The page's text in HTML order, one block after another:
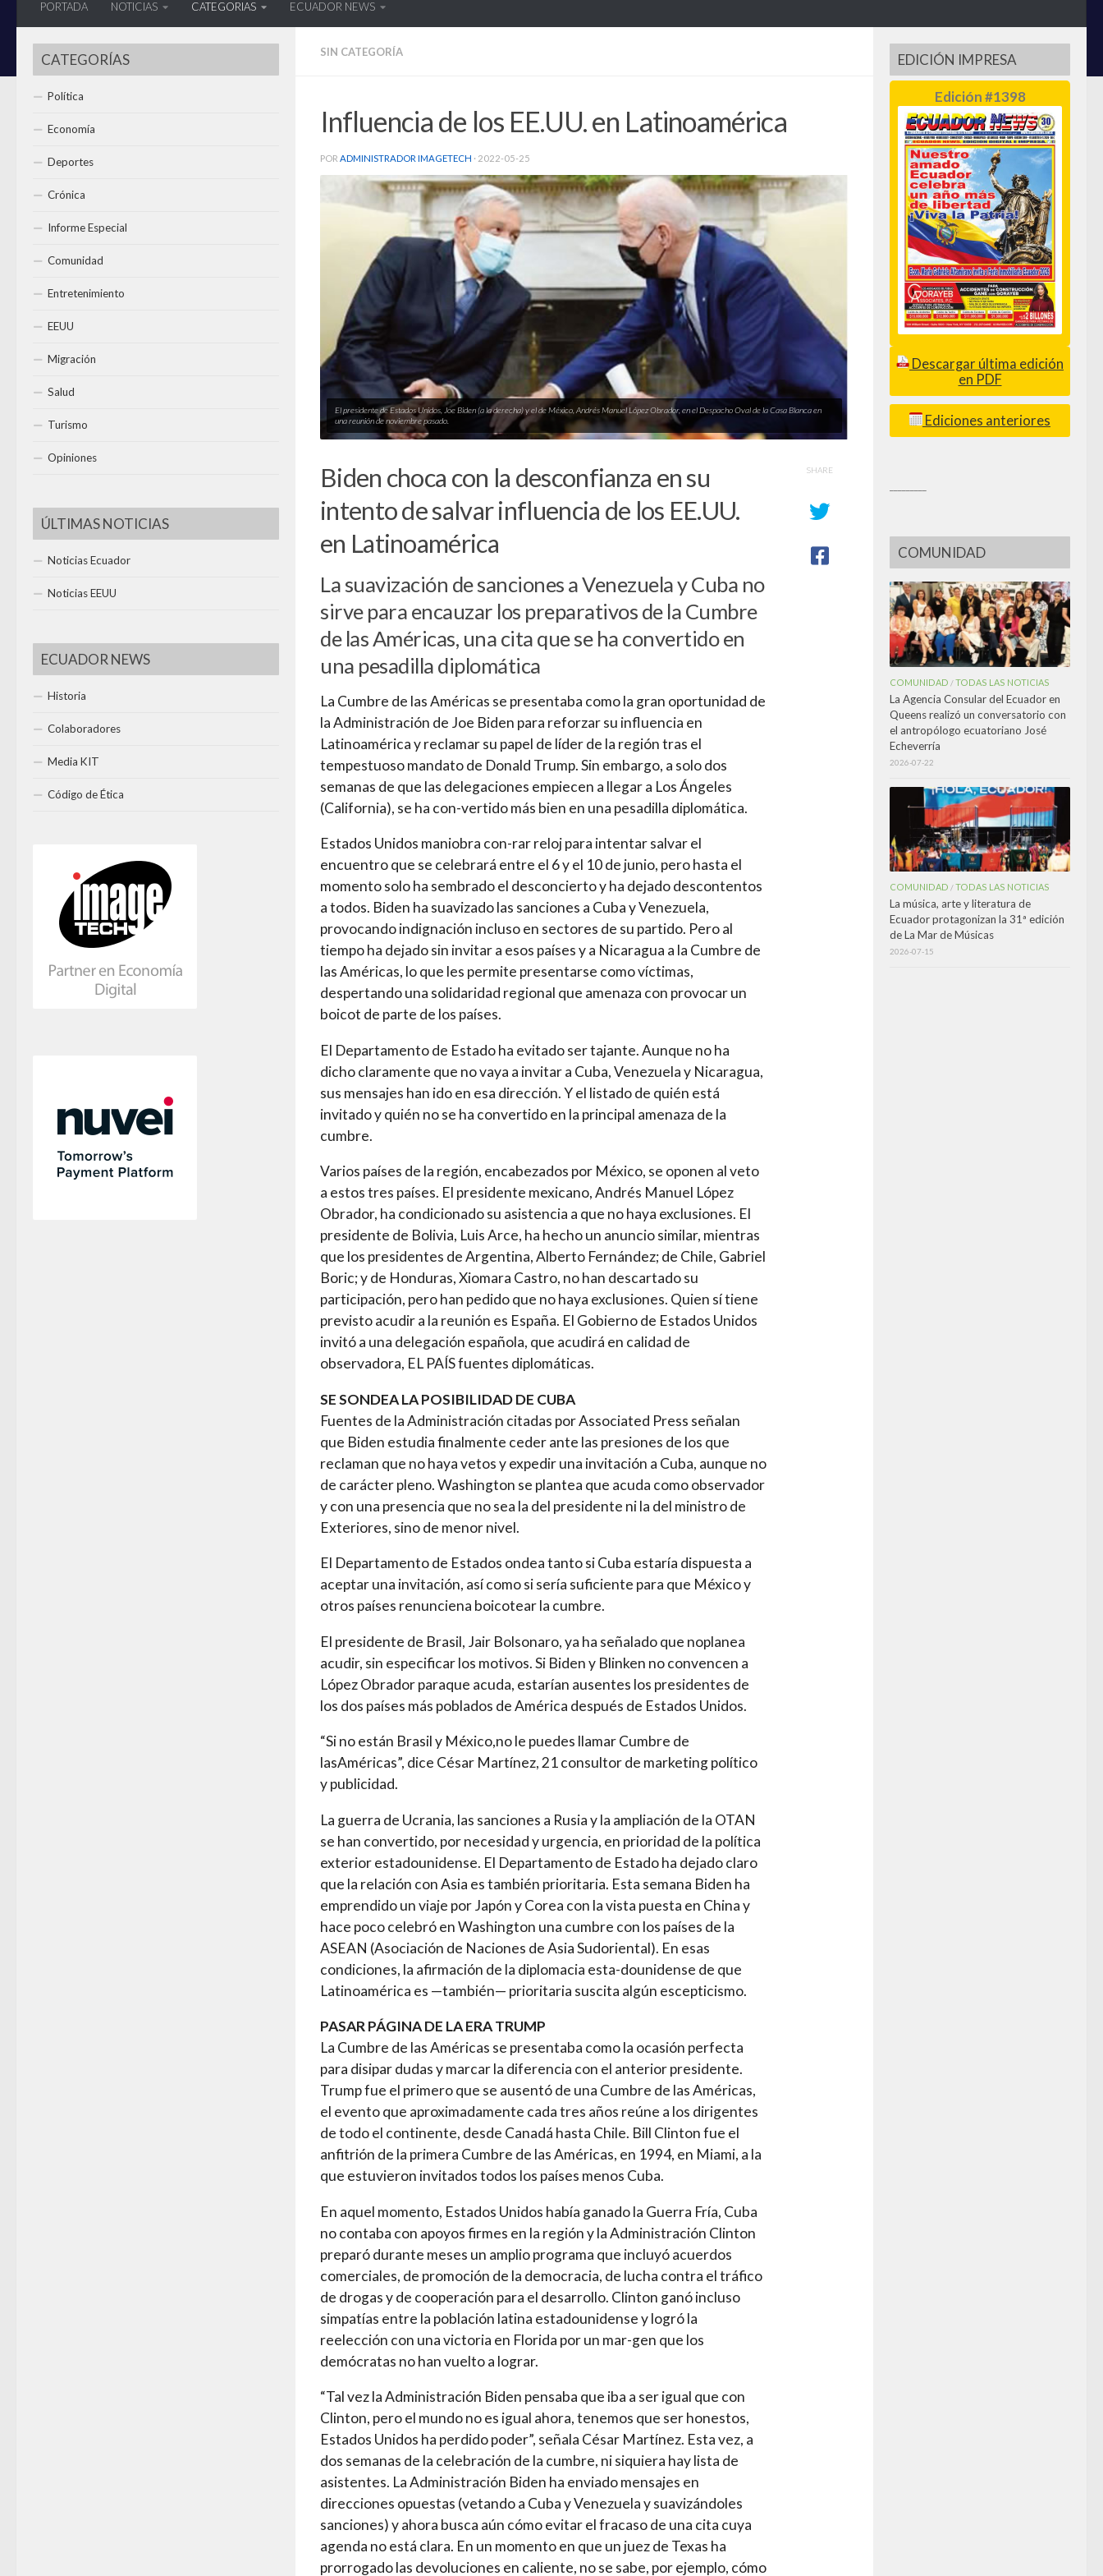
PORTADA NOTICIAS CATEGORIAS ECUADOR NEWS
SIN CATEGORÍA
Influencia de los EE.UU. en Latinoamérica
POR ADMINISTRADOR IMAGETECH · 2022-05-25
El presidente de Estados Unidos, Joe Biden (a la derecha) y el de México, Andrés Manuel López Obrador, en el Despacho Oval de la Casa Blanca en
una reunión de noviembre pasado.
Biden choca con la desconfianza en su
intento de salvar influencia de los EE.UU.
en Latinoamérica
La suavización de sanciones a Venezuela y Cuba no
sirve para encauzar los preparativos de la Cumbre
de las Américas, una cita que se ha convertido en
una pesadilla diplomática
La Cumbre de las Américas se presentaba como la gran oportunidad de
la Administración de Joe Biden para reforzar su influencia en
Latinoamérica y reclamar su papel de líder de la región tras el
tempestuoso mandato de Donald Trump. Sin embargo, a solo dos
semanas de que las delegaciones empiecen a llegar a Los Ángeles
(California), se ha con-vertido más bien en una pesadilla diplomática.
Estados Unidos maniobra con-rar reloj para intentar salvar el
encuentro que se celebrará entre el 6 y el 10 de junio, pero hasta el
momento solo ha sembrado el desconcierto y ha dejado descontentos
a todos. Biden ha suavizado las sanciones a Cuba y Venezuela,
provocando indignación incluso en sectores de su partido. Pero al
tiempo ha dejado sin invitar a esos países y a Nicaragua a la Cumbre de
las Américas, lo que les permite presentarse como víctimas,
despertando una solidaridad regional que amenaza con provocar un
boicot de parte de los países.
El Departamento de Estado ha evitado ser tajante. Aunque no ha
dicho claramente que no vaya a invitar a Cuba, Venezuela y Nicaragua,
sus mensajes han ido en esa dirección. Y el listado de quién está
invitado y quién no se ha convertido en la principal amenaza de la
cumbre.
Varios países de la región, encabezados por México, se oponen al veto
a estos tres países. El presidente mexicano, Andrés Manuel López
Obrador, ha condicionado su asistencia a que no haya exclusiones. El
presidente de Bolivia, Luis Arce, ha hecho un anuncio similar, mientras
que los presidentes de Argentina, Alberto Fernández; de Chile, Gabriel
Boric; y de Honduras, Xiomara Castro, no han descartado su
participación, pero han pedido que no haya exclusiones. Quien sí tiene
previsto acudir a la reunión es España. El Gobierno de Estados Unidos
invitó a una delegación española, que acudirá en calidad de
observadora, EL PAÍS fuentes diplomáticas.
SE SONDEA LA POSIBILIDAD DE CUBA
Fuentes de la Administración citadas por Associated Press señalan
que Biden estudia finalmente ceder ante las presiones de los que
reclaman que no haya vetos y expedir una invitación a Cuba, aunque no
de carácter pleno. Washington se plantea que acuda como observador
y con una presencia que no sea la del presidente ni la del ministro de
Exteriores, sino de menor nivel.
El Departamento de Estados ondea tanto si Cuba estaría dispuesta a
aceptar una invitación, así como si sería suficiente para que México y
otros países renunciena boicotear la cumbre.
El presidente de Brasil, Jair Bolsonaro, ya ha señalado que noplanea
acudir, sin especificar los motivos. Si Biden y Blinken no convencen a
López Obrador paraque acuda, estarían ausentes los presidentes de
los dos países más poblados de América después de Estados Unidos.
“Si no están Brasil y México,no le puedes llamar Cumbre de
lasAméricas”, dice César Martínez, 21 consultor de marketing político
y publicidad.
La guerra de Ucrania, las sanciones a Rusia y la ampliación de la OTAN
se han convertido, por necesidad y urgencia, en prioridad de la política
exterior estadounidense. El Departamento de Estado ha dejado claro
que la relación con Asia es también prioritaria. Esta semana Biden ha
emprendido un viaje por Japón y Corea con la vista puesta en China y
hace poco celebró en Washington una cumbre con los países de la
ASEAN (Asociación de Naciones de Asia Sudoriental). En esas
condiciones, la afirmación de la diplomacia esta-dounidense de que
Latinoamérica es —también— prioritaria suscita algún escepticismo.
PASAR PÁGINA DE LA ERA TRUMP
La Cumbre de las Américas se presentaba como la ocasión perfecta
para disipar dudas y marcar la diferencia con el anterior presidente.
Trump fue el primero que se ausentó de una Cumbre de las Américas,
el evento que aproximadamente cada tres años reúne a los dirigentes
de todo el continente, desde Canadá hasta Chile. Bill Clinton fue el
anfitrión de la primera Cumbre de las Américas, en 1994, en Miami, a la
que estuvieron invitados todos los países menos Cuba.
En aquel momento, Estados Unidos había ganado la Guerra Fría, Cuba
no contaba con apoyos firmes en la región y la Administración Clinton
preparó durante meses un amplio programa que incluyó acuerdos
comerciales, de promoción de la democracia, de lucha contra el tráfico
de drogas y de cooperación para el desarrollo. Clinton ganó incluso
simpatías entre la población latina estadounidense y logró la
reelección con una victoria en Florida por un mar-gen que los
demócratas no han vuelto a lograr.
“Tal vez la Administración Biden pensaba que iba a ser igual que con
Clinton, pero el mundo no es igual ahora, tenemos que ser honestos,
Estados Unidos ha perdido poder”, señala César Martínez. Esta vez, a
dos semanas de la celebración de la cumbre, ni siquiera hay lista de
asistentes. La Administración Biden ha enviado mensajes en
direcciones opuestas (vetando a Cuba y Venezuela y suavizándoles
sanciones) y ahora busca aún cómo evitar el fracaso de una cita cuya
agenda no está clara. En un momento en que un juez de Texas ha
prorrogado las devoluciones en caliente, no se sabe, por ejemplo, cómo
SHARE
CATEGORÍAS
Política
Economía
Deportes
Crónica
Informe Especial
Comunidad
Entretenimiento
EEUU
Migración
Salud
Turismo
Opiniones
ÚLTIMAS NOTICIAS
Noticias Ecuador
Noticias EEUU
ECUADOR NEWS
Historia
Colaboradores
Media KIT
Código de Ética
EDICIÓN IMPRESA
Edición #1398
Descargar última edición
en PDF
Ediciones anteriores
COMUNIDAD
COMUNIDAD /TODAS LAS NOTICIAS
La Agencia Consular del Ecuador en
Queens realizó un conversatorio con
el antropólogo ecuatoriano José
Echeverría
2026-07-22
COMUNIDAD /TODAS LAS NOTICIAS
La música, arte y literatura de
Ecuador protagonizan la 31ª edición
de La Mar de Músicas
2026-07-15